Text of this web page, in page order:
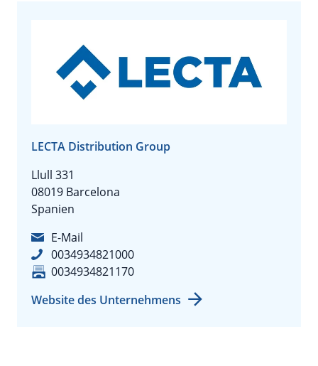
LECTA Distribution Group
Llull 331
08019 Barcelona
Spanien
E-Mail
0034934821000
0034934821170
Website des Unternehmens